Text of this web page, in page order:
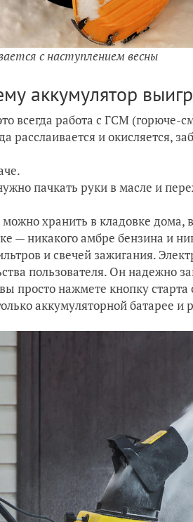
с наступлением весны
аккумулятор
всегда работа с ГСМ
расслаивается и окисляется,
пачкать руки в масле и
можно хранить в кладовке дома,
— никакого амбре бензина и
и свечей зажигания.
пользователя. Он надежно
просто нажмете кнопку старта
аккумуляторной батарее